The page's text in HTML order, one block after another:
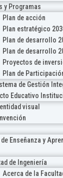
y Programas
Plan de acción
Plan estratégico
Plan de desarrollo
Plan de desarrollo
Proyectos de
Plan de
de Gestión
Educativo
visual
Enseñanza y
de Ingeniería
Acerca de la